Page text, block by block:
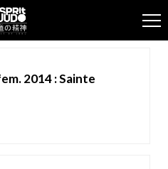
2014 : Sainte